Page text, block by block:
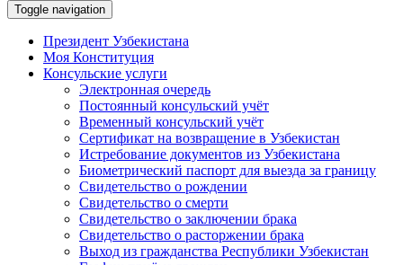
Toggle navigation
Президент Узбекистана
Моя Конституция
Консульские услуги
Электронная очередь
Постоянный консульский учёт
Временный консульский учёт
Сертификат на возвращение в Узбекистан
Истребование документов из Узбекистана
Биометрический паспорт для выезда за границу
Свидетельство о рождении
Свидетельство о смерти
Свидетельство о заключении брака
Свидетельство о расторжении брака
Выход из гражданства Республики Узбекистан